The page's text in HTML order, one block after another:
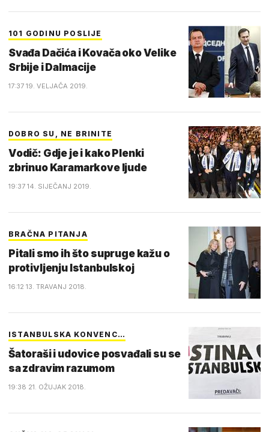
101 GODINU POSLIJE
Svađa Dačića i Kovača oko Velike
Srbije i Dalmacije
17:37 19. VELJAČA 2019.
DOBRO SU, NE BRINITE
Vodič: Gdje je i kako Plenki
zbrinuo Karamarkove ljude
19:37 14. SIJEČANJ 2019.
BRAČNA PITANJA
Pitali smo ih što supruge kažu o
protivljenju Istanbulskoj
16:12 13. TRAVANJ 2018.
ISTANBULSKA KONVENC…
Šatoraši i udovice posvađali su se
sa zdravim razumom
19:38 21. OŽUJAK 2018.